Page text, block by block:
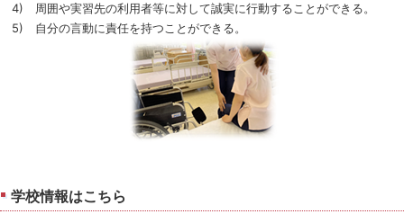
4) 周囲や実習先の利用者等に対して誠実に行動することができる。
5) 自分の言動に責任を持つことができる。
学校情報はこちら